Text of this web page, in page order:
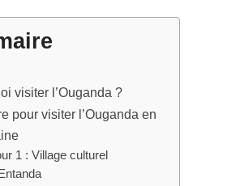
visiter l’Ouganda ?
pour visiter l’Ouganda en
1 : Village culturel